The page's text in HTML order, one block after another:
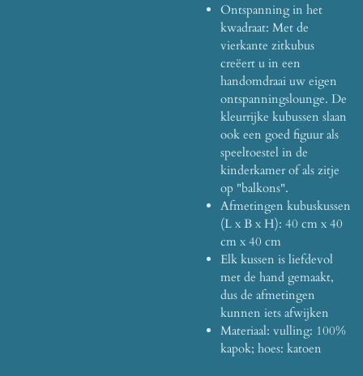
Ontspanning in het
kwadraat: Met de
vierkante zitkubus
creëert u in een
handomdraai uw eigen
ontspanningslounge. De
kleurrijke kubussen slaan
ook een goed figuur als
speeltoestel in de
kinderkamer of als zitje
op "balkons".
Afmetingen kubuskussen
(L x B x H): 40 cm x 40
cm x 40 cm
Elk kussen is liefdevol
met de hand gemaakt,
dus de afmetingen
kunnen iets afwijken
Materiaal: vulling: 100%
kapok; hoes: katoen